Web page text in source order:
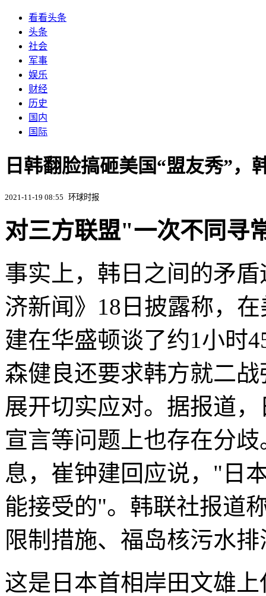
看看头条
头条
社会
军事
娱乐
财经
历史
国内
国际
日韩翻脸搞砸美国“盟友秀”，
2021-11-19 08:55 环球时报
对三方联盟"一次不同寻
事实上，韩日之间的矛
济新闻》18日披露称，
建在华盛顿谈了约1小时
森健良还要求韩方就二
展开切实应对。据报道
宣言等问题上也存在分
息，崔钟建回应说，"日
能接受的"。韩联社报道
限制措施、福岛核污水
这是日本首相岸田文雄